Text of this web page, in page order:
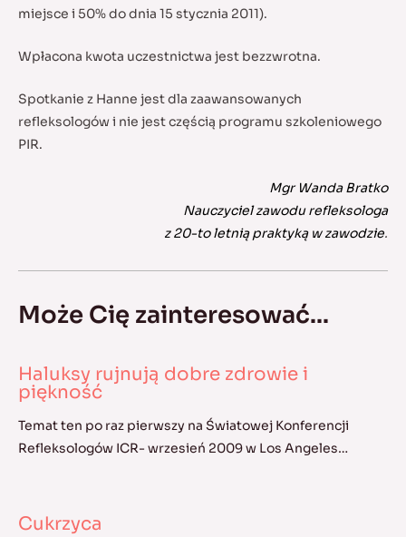
miejsce i 50% do dnia 15 stycznia 2011).
Wpłacona kwota uczestnictwa jest bezzwrotna.
Spotkanie z Hanne jest dla zaawansowanych
refleksologów i nie jest częścią programu szkoleniowego
PIR.
Mgr Wanda Bratko
Nauczyciel zawodu refleksologa
z 20-to letnią praktyką w zawodzie.
Może Cię zainteresować...
Haluksy rujnują dobre zdrowie i
piękność
Temat ten po raz pierwszy na Światowej Konferencji
Refleksologów ICR- wrzesień 2009 w Los Angeles…
Cukrzyca